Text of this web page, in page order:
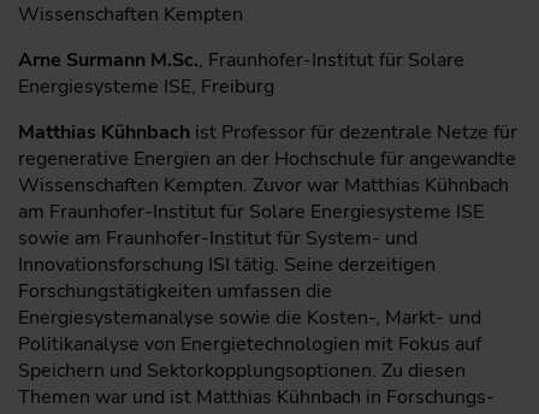
Wissenschaften Kempten
Arne Surmann M.Sc., Fraunhofer-Institut für Solare
Energiesysteme ISE, Freiburg
Matthias Kühnbach ist Professor für dezentrale Netze für
regenerative Energien an der Hochschule für angewandte
Wissenschaften Kempten. Zuvor war Matthias Kühnbach
am Fraunhofer-Institut für Solare Energiesysteme ISE
sowie am Fraunhofer-Institut für System- und
Innovationsforschung ISI tätig. Seine derzeitigen
Forschungstätigkeiten umfassen die
Energiesystemanalyse sowie die Kosten-, Markt- und
Politikanalyse von Energietechnologien mit Fokus auf
Speichern und Sektorkopplungsoptionen. Zu diesen
Themen war und ist Matthias Kühnbach in Forschungs-